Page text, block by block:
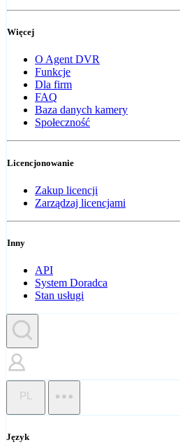
Więcej
O Agent DVR
Funkcje
Dla firm
FAQ
Baza danych kamery
Społeczność
Licencjonowanie
Zakup licencji
Zarządzaj licencjami
Inny
API
System Doradca
Stan usługi
PL
Język